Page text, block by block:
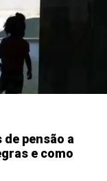
pensão a
e como